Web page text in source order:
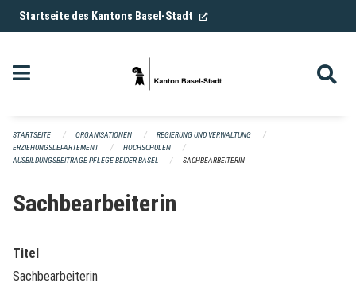
Navigation überspringen
Startseite des Kantons Basel-Stadt (External Link)
STARTSEITE ORGANISATIONEN
REGIERUNG UND VERWALTUNG
ERZIEHUNGSDEPARTEMENT
HOCHSCHULEN
AUSBILDUNGSBEITRÄGE PFLEGE BEIDER BASEL
SACHBEARBEITERIN
Sachbearbeiterin
Titel
Sachbearbeiterin